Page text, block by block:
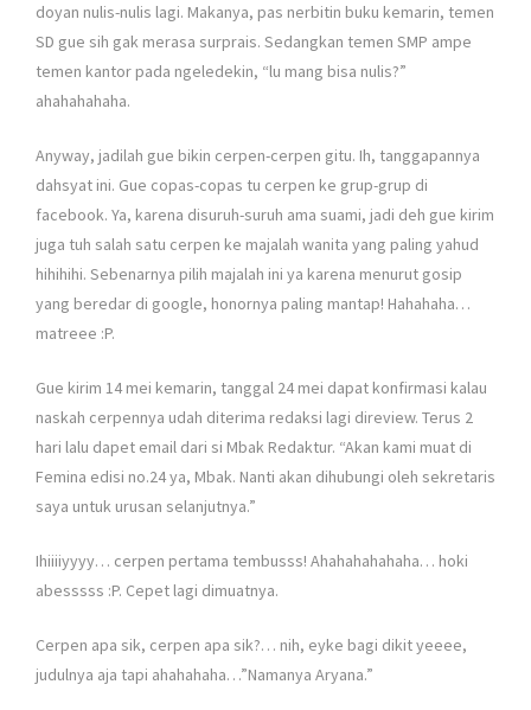
doyan nulis-nulis lagi. Makanya, pas nerbitin buku kemarin, temen
SD gue sih gak merasa surprais. Sedangkan temen SMP ampe
temen kantor pada ngeledekin, “lu mang bisa nulis?”
ahahahahaha.
Anyway, jadilah gue bikin cerpen-cerpen gitu. Ih, tanggapannya
dahsyat ini. Gue copas-copas tu cerpen ke grup-grup di
facebook. Ya, karena disuruh-suruh ama suami, jadi deh gue kirim
juga tuh salah satu cerpen ke majalah wanita yang paling yahud
hihihihi. Sebenarnya pilih majalah ini ya karena menurut gosip
yang beredar di google, honornya paling mantap! Hahahaha…
matreee :P.
Gue kirim 14 mei kemarin, tanggal 24 mei dapat konfirmasi kalau
naskah cerpennya udah diterima redaksi lagi direview. Terus 2
hari lalu dapet email dari si Mbak Redaktur. “Akan kami muat di
Femina edisi no.24 ya, Mbak. Nanti akan dihubungi oleh sekretaris
saya untuk urusan selanjutnya.”
Ihiiiiyyyy… cerpen pertama tembusss! Ahahahahahaha… hoki
abesssss :P. Cepet lagi dimuatnya.
Cerpen apa sik, cerpen apa sik?… nih, eyke bagi dikit yeeee,
judulnya aja tapi ahahahaha…”Namanya Aryana.”